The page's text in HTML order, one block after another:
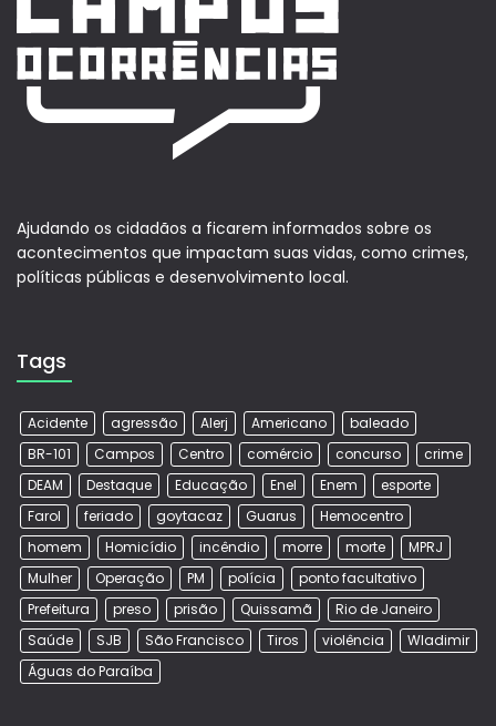
Ajudando os cidadãos a ficarem informados sobre os
acontecimentos que impactam suas vidas, como crimes,
políticas públicas e desenvolvimento local.
Tags
Acidente agressão Alerj Americano
baleado
BR-101
Campos Centro comércio concurso
crime
DEAM
Destaque Educação Enel Enem
esporte
Farol
feriado goytacaz Guarus
Hemocentro
homem
Homicídio incêndio morre morte
MPRJ
Mulher
Operação PM polícia
ponto facultativo
Prefeitura
preso prisão Quissamã
Rio de Janeiro
Saúde
SJB São Francisco Tiros violência
Wladimir
Águas do Paraíba